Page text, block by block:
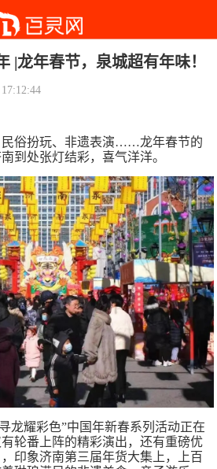
|龙年春节，泉城超有年味！
民俗扮玩、非遗表演……龙年春节的
到处张灯结彩，喜气洋洋。
龙耀彩色”中国年新春系列活动正在
轮番上阵的精彩演出，还有重磅优
印象济南第三届年货大集上，上百